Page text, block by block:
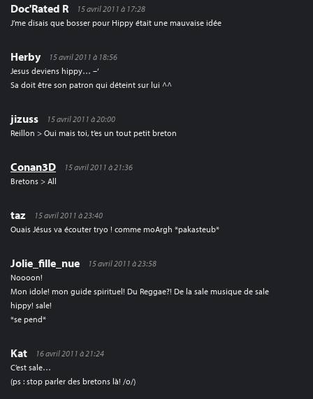
Doc'Rated R
15 avril 2011 à 17:28
J’me disais que bosser pour Hippy était une mauvaise idée
Herby
15 avril 2011 à 18:56
Jesus deviens hippy… –‘
Sa doit être son patron qui déteint sur lui ^^
jizuss
15 avril 2011 à 20:00
Reillon > Oui mais toi, t’es un tout petit breton
Conan3D
15 avril 2011 à 21:36
Bretons > All
taz
15 avril 2011 à 23:40
Ouais Jésus va écouter tryo ! comme moArgh *pakasteub*
Jolie_fille_nue
15 avril 2011 à 23:58
Noooon!
Mon idole! mon guide spirituel! Du Reggae?! De la sale musique de sale
hippy! sale!
*se pend*
Kat
16 avril 2011 à 21:24
C’est sale…
(ps : stop parler des bretons là! /o/)